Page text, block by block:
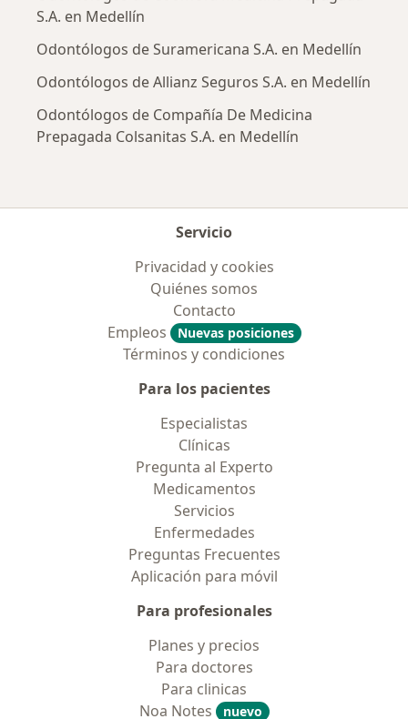
S.A. en Medellín
Odontólogos de Suramericana S.A. en Medellín
Odontólogos de Allianz Seguros S.A. en Medellín
Odontólogos de Compañía De Medicina
Prepagada Colsanitas S.A. en Medellín
Servicio
Privacidad y cookies
Quiénes somos
Contacto
Empleos
Nuevas posiciones
Términos y condiciones
Para los pacientes
Especialistas
Clínicas
Pregunta al Experto
Medicamentos
Servicios
Enfermedades
Preguntas Frecuentes
Aplicación para móvil
Para profesionales
Planes y precios
Para doctores
Para clinicas
Noa Notes
nuevo